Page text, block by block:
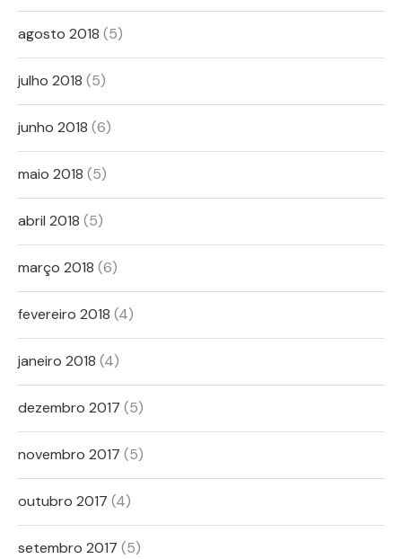
agosto 2018 (5)
julho 2018 (5)
junho 2018 (6)
maio 2018 (5)
abril 2018 (5)
março 2018 (6)
fevereiro 2018 (4)
janeiro 2018 (4)
dezembro 2017 (5)
novembro 2017 (5)
outubro 2017 (4)
setembro 2017 (5)